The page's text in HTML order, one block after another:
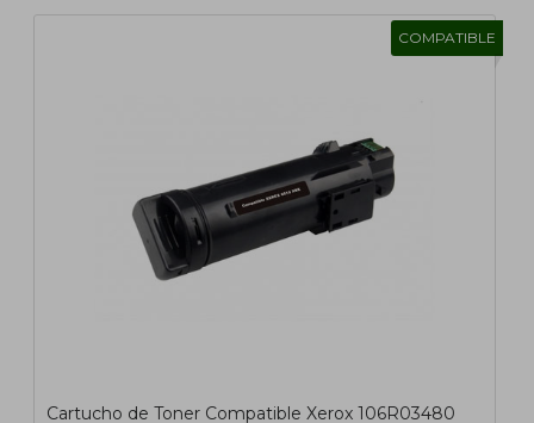
COMPATIBLE
Cartucho de Toner Compatible Xerox 106R03480